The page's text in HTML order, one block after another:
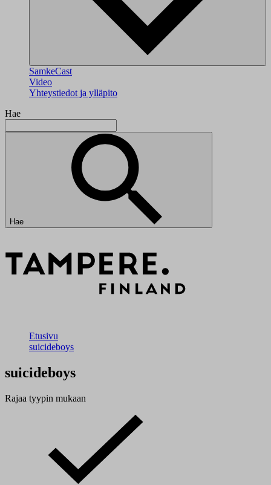
SamkeCast
Video
Yhteystiedot ja ylläpito
Hae
Hae
Etusivu
suicideboys
suicideboys
Rajaa tyypin mukaan